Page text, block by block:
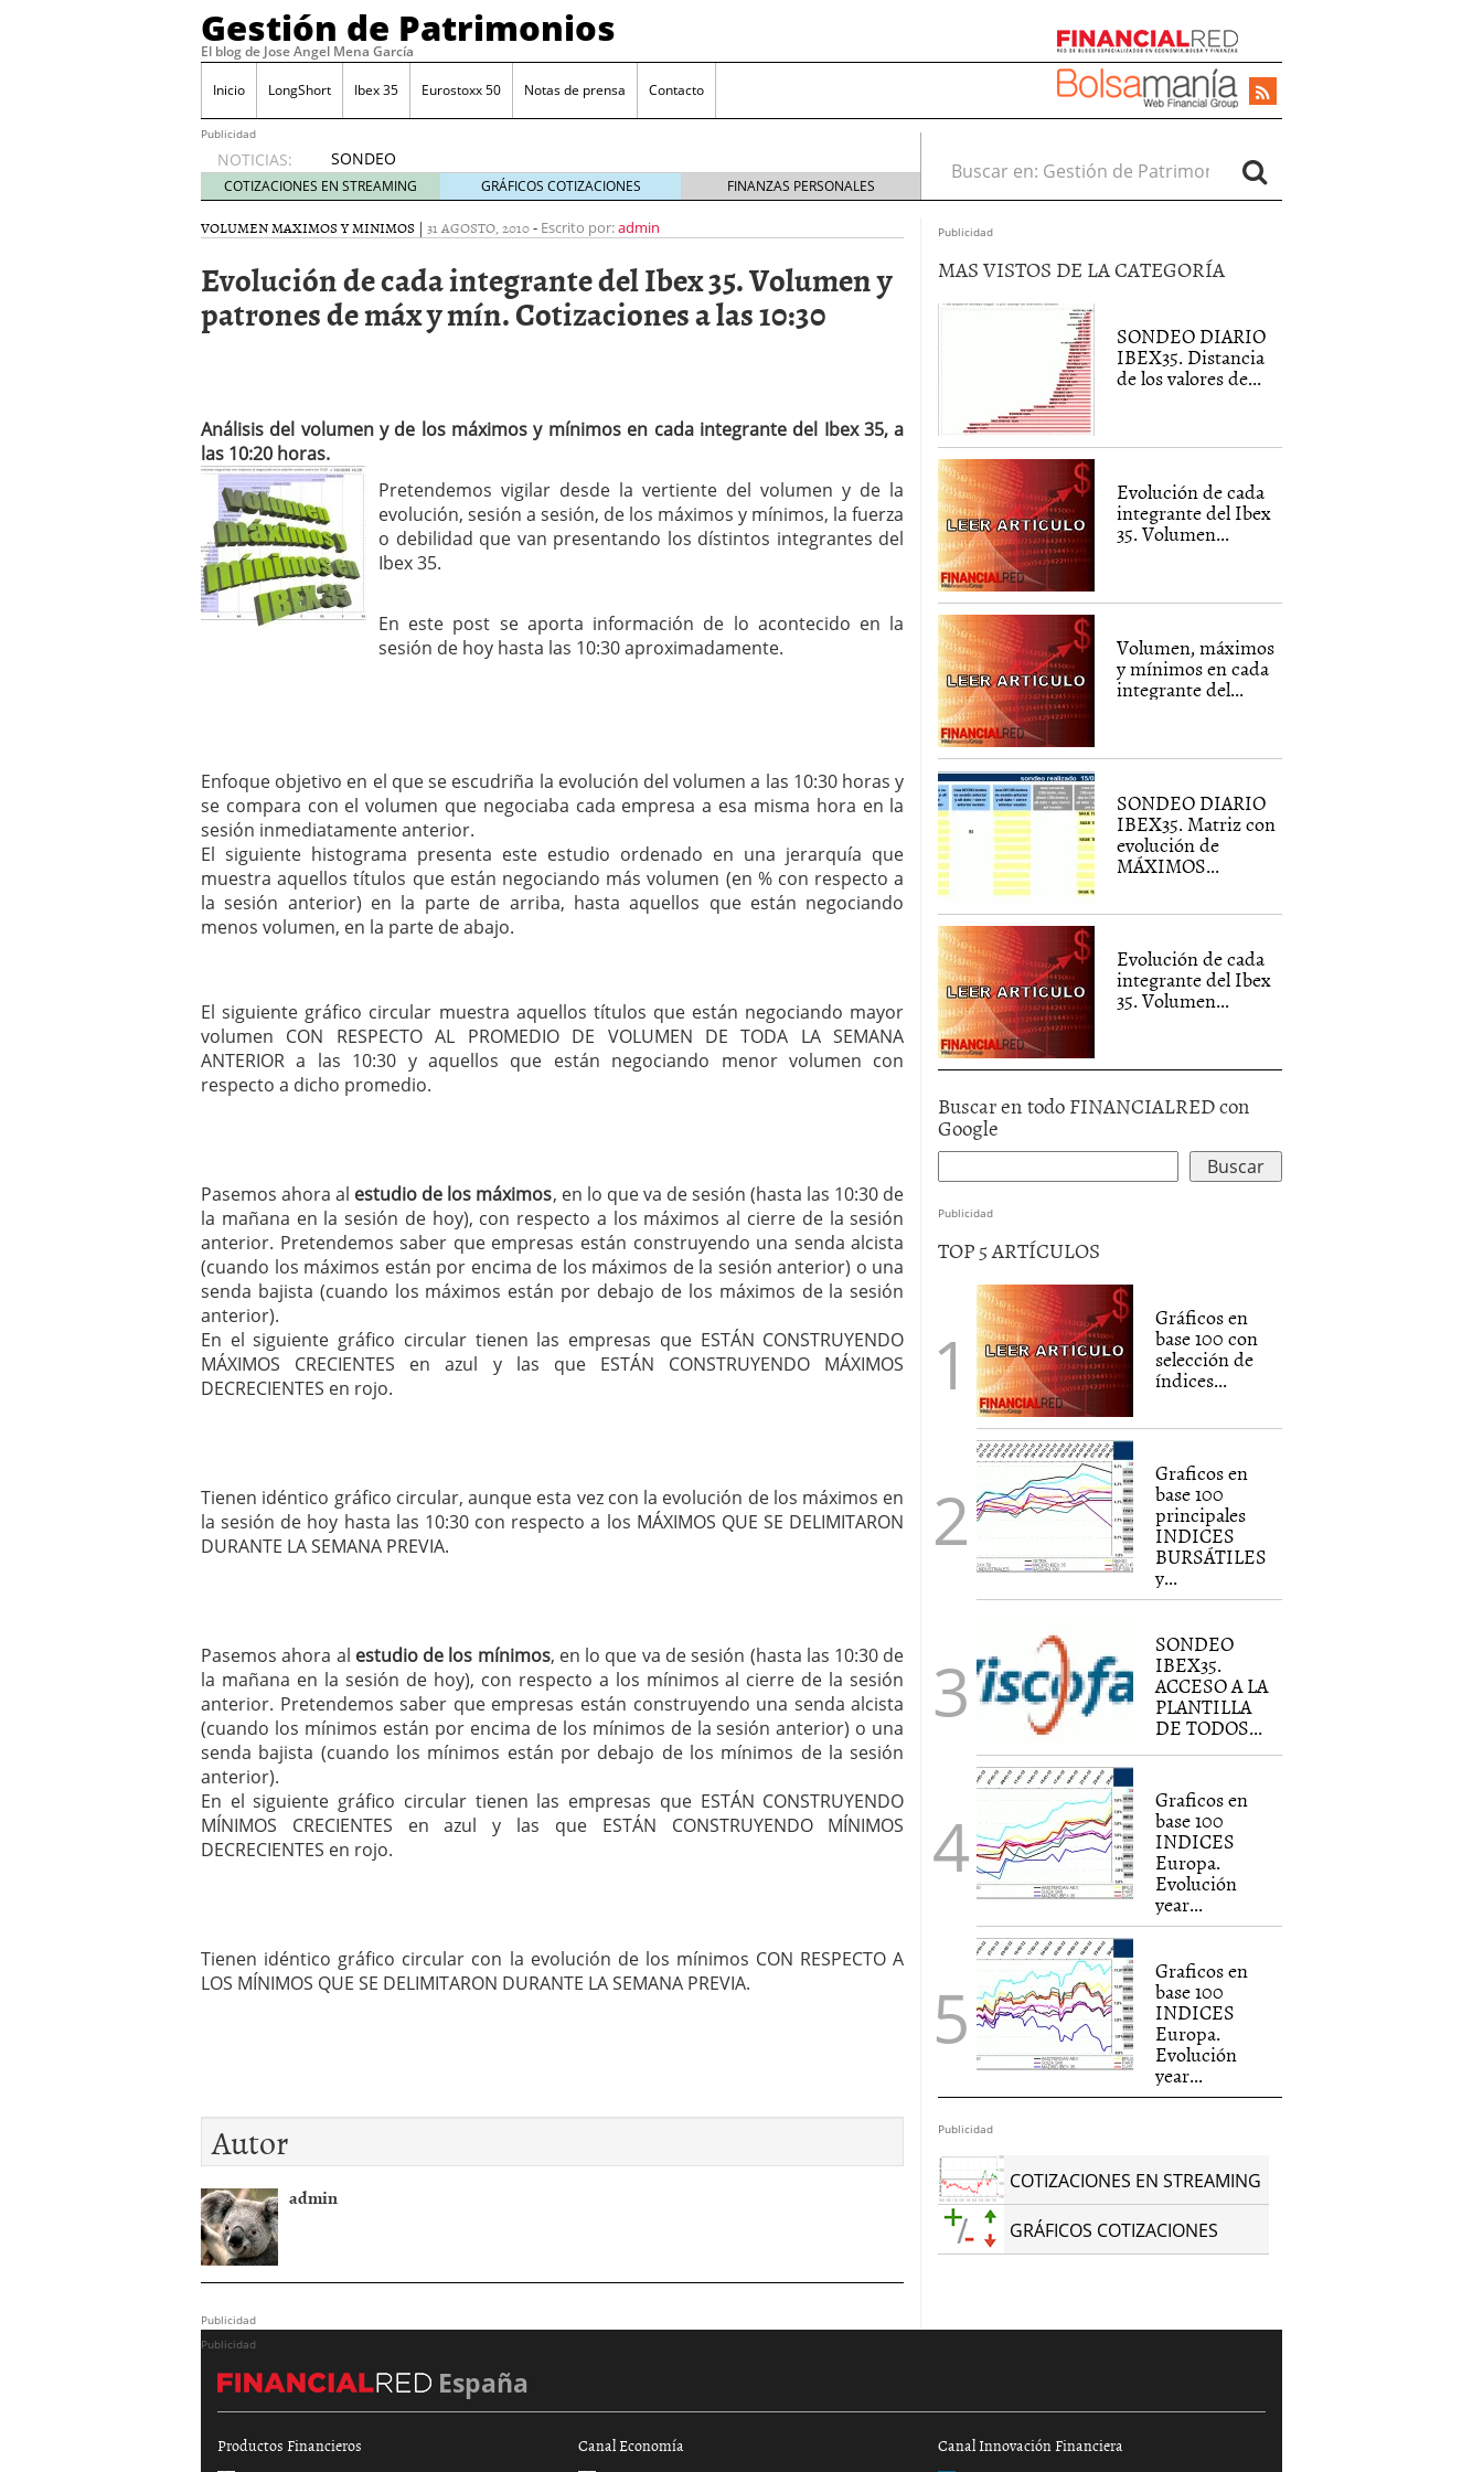
Gestión de Patrimonios
El blog de Jose Angel Mena García
Inicio LongShort Ibex 35 Eurostoxx 50 Notas de prensa Contacto
Publicidad
NOTICIAS:
SONDEO
IBEX35.
ACCESO
A LA
DE
TODOS
LOS
2014
Comprar y vender divisas con eToro
SONDEO DIARIO IBEX35. Distancia de los valores de IBEX35 a m?ximos
anuales. Se constata progresivo alejamiento global de m?ximos anuales
mayo 28, 2013
Catalejo sobre IBEX35. SISM?METROS. Prosiguen a la baja desde el 13/mayo
y a?n tienen recorrido adicional
mayo 24, 2013
CATALEJO SOBRE IBEX35. TERMOMETROS. Aún con recorrido a la baja para
alcanzar la zona de sobreventa y entonces si se podría apostar por un
rebote interesante
COTIZACIONES EN STREAMING GRÁFICOS COTIZACIONES FINANZAS PERSONALES
Buscar en:
VOLUMEN MAXIMOS Y MINIMOS | 31 AGOSTO, 2010- Escrito por:admin
Evolución de cada integrante del Ibex 35. Volumen y
patrones de máx y mín. Cotizaciones a las 10:30
Análisis del volumen y de los máximos y mínimos en cada integrante del Ibex 35, a
las 10:20 horas.
Pretendemos vigilar desde la vertiente del volumen y de la
evolución, sesión a sesión, de los máximos y mínimos, la fuerza
o debilidad que van presentando los dístintos integrantes del
Ibex 35.
En este post se aporta información de lo acontecido en la
sesión de hoy hasta las 10:30 aproximadamente.
Enfoque objetivo en el que se escudriña la evolución del volumen a las 10:30 horas y
se compara con el volumen que negociaba cada empresa a esa misma hora en la
sesión inmediatamente anterior.
El siguiente histograma presenta este estudio ordenado en una jerarquía que
muestra aquellos títulos que están negociando más volumen (en % con respecto a
la sesión anterior) en la parte de arriba, hasta aquellos que están negociando
menos volumen, en la parte de abajo.
El siguiente gráfico circular muestra aquellos títulos que están negociando mayor
volumen CON RESPECTO AL PROMEDIO DE VOLUMEN DE TODA LA SEMANA
ANTERIOR a las 10:30 y aquellos que están negociando menor volumen con
respecto a dicho promedio.
Pasemos ahora al estudio de los máximos, en lo que va de sesión (hasta las 10:30 de
la mañana en la sesión de hoy), con respecto a los máximos al cierre de la sesión
anterior. Pretendemos saber que empresas están construyendo una senda alcista
(cuando los máximos están por encima de los máximos de la sesión anterior) o una
senda bajista (cuando los máximos están por debajo de los máximos de la sesión
anterior).
En el siguiente gráfico circular tienen las empresas que ESTÁN CONSTRUYENDO
MÁXIMOS CRECIENTES en azul y las que ESTÁN CONSTRUYENDO MÁXIMOS
DECRECIENTES en rojo.
Tienen idéntico gráfico circular, aunque esta vez con la evolución de los máximos en
la sesión de hoy hasta las 10:30 con respecto a los MÁXIMOS QUE SE DELIMITARON
DURANTE LA SEMANA PREVIA.
Pasemos ahora al estudio de los mínimos, en lo que va de sesión (hasta las 10:30 de
la mañana en la sesión de hoy), con respecto a los mínimos al cierre de la sesión
anterior. Pretendemos saber que empresas están construyendo una senda alcista
(cuando los mínimos están por encima de los mínimos de la sesión anterior) o una
senda bajista (cuando los mínimos están por debajo de los mínimos de la sesión
anterior).
En el siguiente gráfico circular tienen las empresas que ESTÁN CONSTRUYENDO
MÍNIMOS CRECIENTES en azul y las que ESTÁN CONSTRUYENDO MÍNIMOS
DECRECIENTES en rojo.
Tienen idéntico gráfico circular con la evolución de los mínimos CON RESPECTO A
LOS MÍNIMOS QUE SE DELIMITARON DURANTE LA SEMANA PREVIA.
Autor
admin
Publicidad
Publicidad
MAS VISTOS DE LA CATEGORÍA
SONDEO DIARIO
IBEX35. Distancia
de los valores de...
Evolución de cada
integrante del Ibex
35. Volumen...
Volumen, máximos
y mínimos en cada
integrante del...
SONDEO DIARIO
IBEX35. Matriz con
evolución de
MÁXIMOS...
Evolución de cada
integrante del Ibex
35. Volumen...
Buscar en todo FINANCIALRED con
Google
Publicidad
TOP 5 ARTÍCULOS
Gráficos en
base 100 con
selección de
índices...
Graficos en
base 100
principales
INDICES
BURSÁTILES
y...
SONDEO
IBEX35.
ACCESO A LA
PLANTILLA
DE TODOS...
Graficos en
base 100
INDICES
Europa.
Evolución
year...
Graficos en
base 100
INDICES
Europa.
Evolución
year...
Publicidad
COTIZACIONES EN STREAMING
GRÁFICOS COTIZACIONES
Publicidad
España
Productos Financieros Canal Economía Canal Innovación Financiera